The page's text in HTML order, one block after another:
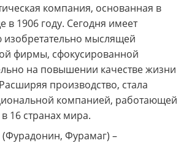
компания, основанная в
в 1906 году. Сегодня имеет
изобретательно мыслящей
фирмы, сфокусированной
на повышении качестве жизни
производство, стала
компанией, работающей
16 странах мира.
(Фурадонин, Фурамаг) –